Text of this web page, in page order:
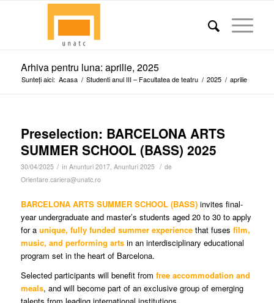
Arhiva pentru luna: aprilie, 2025
Sunteți aici: Acasa / Studenti anul III – Facultatea de teatru / 2025 / aprilie
Preselection: BARCELONA ARTS
SUMMER SCHOOL (BASS) 2025
30/04/2025 / în Anunturi 2017, Anunturi 2025 / de
Orientare.cariera@unatc.ro
BARCELONA ARTS SUMMER SCHOOL (BASS)invites final-
year undergraduate and master’s students aged 20 to 30 to apply
for a unique, fully funded summer experiencethat fuses film,
music, and performing artsin an interdisciplinary educational
program set in the heart of Barcelona.
Selected participants will benefit from free accommodation and
meals, and will become part of an exclusive group of emerging